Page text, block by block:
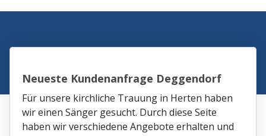
Neueste Kundenanfrage Deggendorf
Für unsere kirchliche Trauung in Herten haben
wir einen Sänger gesucht. Durch diese Seite
haben wir verschiedene Angebote erhalten und